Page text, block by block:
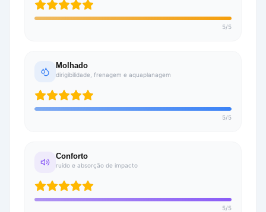
5/5
Molhado
dirigibilidade, frenagem e aquaplanagem
5/5
Conforto
ruído e absorção de impacto
5/5